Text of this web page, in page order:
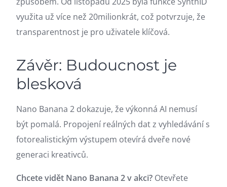
využita už více než 20milionkrát, což potvrzuje, že
transparentnost je pro uživatele klíčová.
Závěr: Budoucnost je
blesková
Nano Banana 2 dokazuje, že výkonná AI nemusí
být pomalá. Propojení reálných dat z vyhledávání s
fotorealistickým výstupem otevírá dveře nové
generaci kreativců.
Chcete vidět Nano Banana 2 v akci? Otevřete